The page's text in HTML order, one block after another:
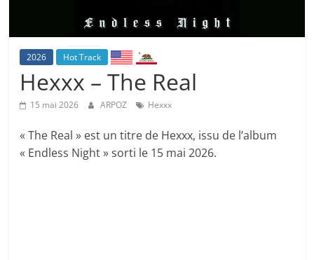
2026 Hot Track
Hexxx – The Real
15 mai 2026 ARPOZ Hexxx
« The Real » est un titre de Hexxx, issu de l’album
« Endless Night » sorti le 15 mai 2026.